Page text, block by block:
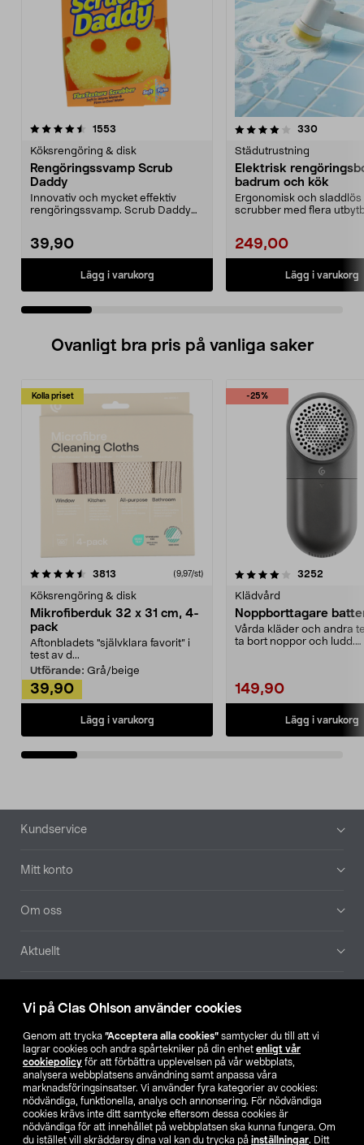
Vi på Clas Ohlson använder cookies
Genom att trycka ”Acceptera alla cookies” samtycker du till att vi
lagrar cookies och andra spårtekniker på din enhet enligt vår
cookiepolicy för att förbättra upplevelsen på vår webbplats,
analysera webbplatsens användning samt anpassa våra
marknadsföringsinsatser. Vi använder fyra kategorier av cookies:
nödvändiga, funktionella, analys och annonsering. För nödvändiga
cookies krävs inte ditt samtycke eftersom dessa cookies är
nödvändiga för att innehållet på webbplatsen ska kunna fungera. Om
du istället vill skräddarsy dina val kan du trycka på inställningar. Ditt
1553
Köksrengöring & disk
Rengöringssvamp Scrub
Daddy
Innovativ och mycket effektiv
rengöringssvamp. Scrub Daddy
39,90
Lägg i varukorg
4.0 av 5 stjärnor 330
Städutrustning
Elektrisk
badrum och kök
Ergonomisk och sladdlös
scrubber med flera
249,00
Lägg i varukorg
4.0 av 5 stjärnor
Ovanligt bra pris på vanliga saker
Kolla priset
3813 (9,97/st)
Köksrengöring & disk
Mikrofiberduk 32 x 31 cm, 4-
pack
Aftonbladets "självklara favorit” i
test av d...
Utförande: Grå/beige
39,90
Lägg i varukorg
-25%
4.0av 5 stjärnor 3252
Klädvård
Noppborttagare
Vårda kläder och andra
ta bort noppor och ludd.
149,90
Lägg i varukorg
4.5av 5 stjärnor
Sidfot
Kundservice
Mitt konto
Om oss
Aktuellt
Hitta butik
SE NO FI